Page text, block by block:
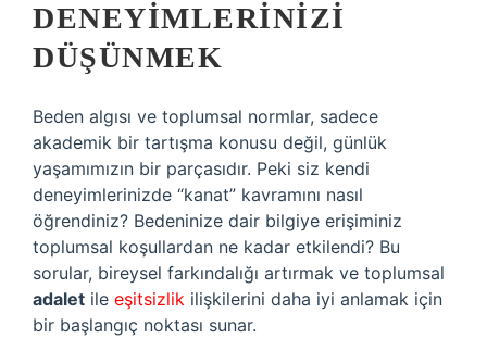
DENEYIMLERINIZI
DÜŞÜNMEK
Beden algısı ve toplumsal normlar, sadece
akademik bir tartışma konusu değil, günlük
yaşamımızın bir parçasıdır. Peki siz kendi
deneyimlerinizde “kanat” kavramını nasıl
öğrendiniz? Bedeninize dair bilgiye erişiminiz
toplumsal koşullardan ne kadar etkilendi? Bu
sorular, bireysel farkındalığı artırmak ve toplumsal
adalet ile eşitsizlik ilişkilerini daha iyi anlamak için
bir başlangıç noktası sunar.